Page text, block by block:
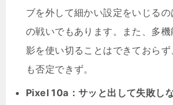
ブを外して細かい設定をいじる
の戦いでもあります。また、多
影を使い切ることはできておら
も否定できず。
Pixel 10a：サッと出して失敗し